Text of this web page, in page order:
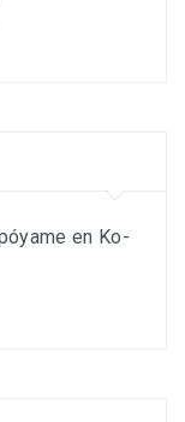
en Ko-